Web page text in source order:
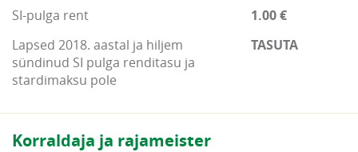
SI-pulga rent
1.00 €
Lapsed 2018. aastal ja hiljem
sündinud SI pulga renditasu ja
stardimaksu pole
TASUTA
Korraldaja ja rajameister